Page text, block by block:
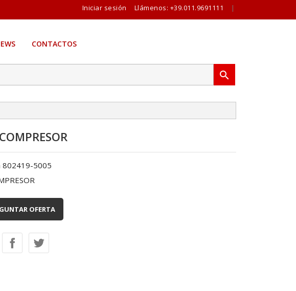
Iniciar sesión Llámenos: +39.011.9691111 |
CONTACTOS

802419-5005
OFERTA